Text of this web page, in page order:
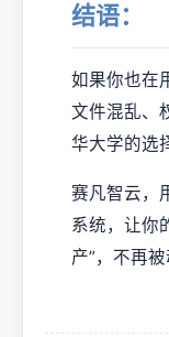
结语：
如果你也在
文件混乱、
华大学的选
赛凡智云，
系统，让你
产”，不再